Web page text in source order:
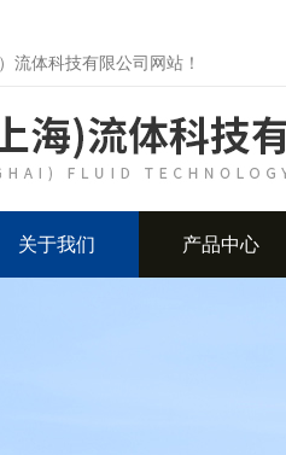
流体科技有限公司网站！
关于我们 产品中心